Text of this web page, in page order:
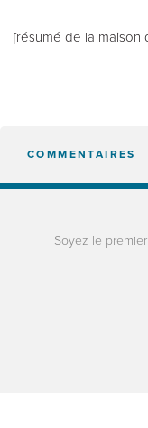
[résumé de la maison
COMMENTAIRES
Soyez le